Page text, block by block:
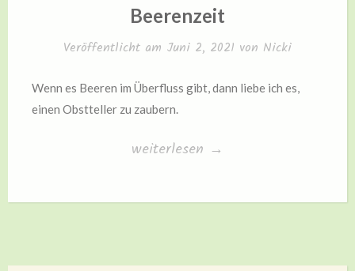
Beerenzeit
Veröffentlicht am Juni 2, 2021 von Nicki
Wenn es Beeren im Überfluss gibt, dann liebe ich es,
einen Obstteller zu zaubern.
„Beerenzeit“
weiterlesen →